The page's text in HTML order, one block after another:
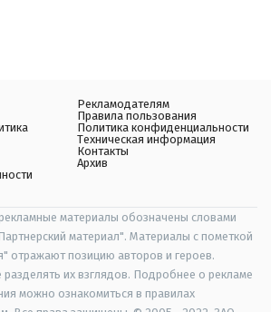
Рекламодателям
Правила пользования
Политика конфиденциальности
Техническая информация
Контакты
Архив
материалы обозначены словами
материал". Материалы с пометкой
отражают позицию авторов и героев.
их взглядов. Подробнее о рекламе
можно ознакомиться в правилах